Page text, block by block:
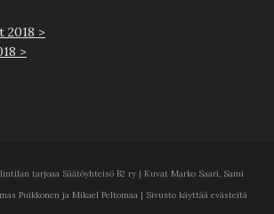
>
>
tarjoaa Säätöyhteisö B2 ry | Kuvat Marko Saari, Sami
Puikkonen ja Mikael Peltomaa | Sivusto käyttää evästeitä